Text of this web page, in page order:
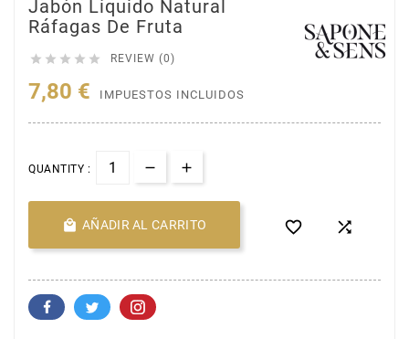
Jabón Líquido Natural
Ráfagas De Fruta
     REVIEW (0)
7,80 € IMPUESTOS INCLUIDOS
QUANTITY :
 AÑADIR AL CARRITO  